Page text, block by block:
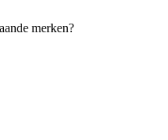
merken?